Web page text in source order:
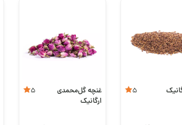
5
غنچه گل‌محمدی
ارگانیک
5